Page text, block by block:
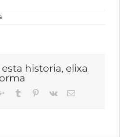
historia, elixa
Google+Tumblr Pinterest
Vk Email